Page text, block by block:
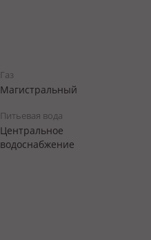
Газ
Магистральный
Питьевая вода
Центральное
водоснабжение